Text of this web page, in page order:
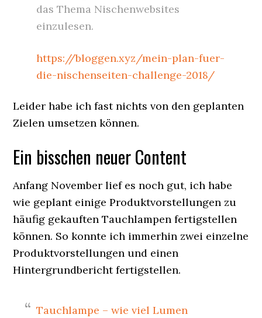
das Thema Nischenwebsites
einzulesen.
https://bloggen.xyz/mein-plan-fuer-
die-nischenseiten-challenge-2018/
Leider habe ich fast nichts von den geplanten
Zielen umsetzen können.
Ein bisschen neuer Content
Anfang November lief es noch gut, ich habe
wie geplant einige Produktvorstellungen zu
häufig gekauften Tauchlampen fertigstellen
können. So konnte ich immerhin zwei einzelne
Produktvorstellungen und einen
Hintergrundbericht fertigstellen.
Tauchlampe – wie viel Lumen